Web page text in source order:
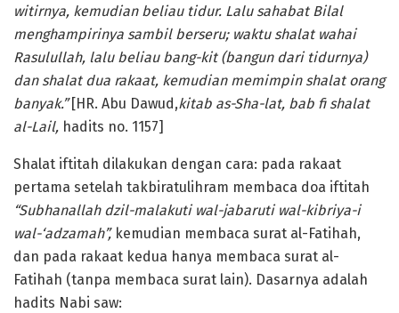
witirnya, kemudian­ beliau tidur. Lalu sahabat Bilal
menghampirinya sambil berseru; wak­tu shalat wahai
Rasulullah, lalu beliau bang-kit (bangun dari tidurnya)
dan shalat dua rakaat, kemudian memimpin shalat orang
banyak.” [HR. Abu Dawud,kitab as-Sha-lat, bab fi shalat
al-Lail, hadits no. 1157]
Shalat iftitah dilakukan dengan cara: pada rakaat
pertama setelah takbiratulihram membaca doa iftitah
“Subhanallah dzil-malakuti wal-jabaruti wal-kibriya-i
wal-‘adzamah”, kemudian membaca surat al-Fatihah,
dan pada rakaat kedua hanya membaca surat al-
Fatihah (tanpa membaca surat lain). Dasarnya adalah
hadits Nabi saw: